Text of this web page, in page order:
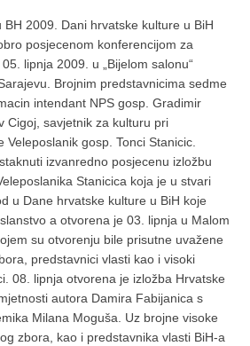
2009. Dani hrvatske kulture u BiH
posjecenom konferencijom za
lipnja 2009. u „Bijelom salonu“
Brojnim predstavnicima sedme
intendant NPS gosp. Gradimir
Cigoj, savjetnik za kulturu pri
Veleposlanik gosp. Tonci Stanicic.
izvanredno posjecenu izložbu
Stanicica koja je u stvari
u Dane hrvatske kulture u BiH koje
a otvorena je 03. lipnja u Malom
su otvorenju bile prisutne uvažene
predstavnici vlasti kao i visoki
08. lipnja otvorena je izložba Hrvatske
autora Damira Fabijanica s
Milana Moguša. Uz brojne visoke
zbora, kao i predstavnika vlasti BiH-a